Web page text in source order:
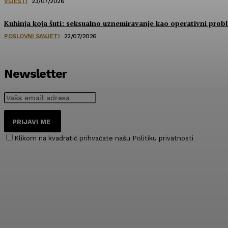
Kuhinja koja šuti: seksualno uznemiravanje kao operativni
POSLOVNI SAVJETI 22/07/2026
Newsletter
PRIJAVI ME
Klikom na kvadratić prihvaćate našu Politiku privatnosti